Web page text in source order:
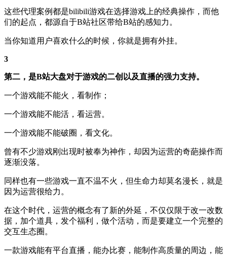
这些代理案例都是bilibili游戏在选择游戏上的经典操作，而他
们的起点，都源自于B站社区带给B站的感知力。
当你知道用户喜欢什么的时候，你就是拥有外挂。
3
第二，是B站大盘对于游戏的二创以及直播的强力支持。
一个游戏能不能火，看制作；
一个游戏能不能活，看运营。
一个游戏能不能破圈，看文化。
曾有不少游戏刚出现时被奉为神作，却因为运营的奇葩操作而
逐渐没落。
同样也有一些游戏一直不温不火，但生命力却莫名漫长，就是
因为运营很给力。
在这个时代，运营的概念有了新的外延，不仅仅限于改一改数
据，加个道具，发个福利，做个活动，而是要建立一个完整的
交互生态圈。
一款游戏能有平台直播，能办比赛，能制作高质量的周边，能